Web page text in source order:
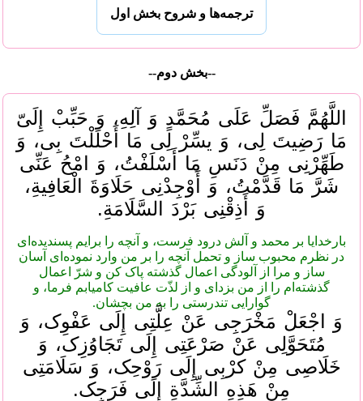
ترجمه‌ها و شروح بخش اول
--بخش دوم--
اللَّهُمَّ فَصَلِّ عَلَی مُحَمَّدٍ وَ آلِهِ، وَ حَبِّبْ إِلَیّ
مَا رَضِیتَ لِی، وَ یسِّرْ لِی مَا أَحْلَلْتَ بِی، وَ
طَهِّرْنِی مِنْ دَنَسِ مَا أَسْلَفْتُ، وَ امْحُ عَنِّی
شَرَّ مَا قَدَّمْتُ، وَ أَوْجِدْنِی حَلَاوَةَ الْعَافِیةِ،
وَ أَذِقْنِی بَرْدَ السَّلَامَةِ.
بارخدایا بر محمد و آلش درود فرست، و آنچه را برایم پسندیده‌ای
در نظرم محبوب ساز و تحمل آنچه را بر من وارد نموده‌ای آسان
ساز و مرا از آلودگی اعمال گذشته پاک کن و شرّ اعمال
گذشته‌ام را از من بزدای و از لذّت عافیت کامیابم فرما، و
گوارایی تندرستی را به من بچشان.
وَ اجْعَلْ مَخْرَجِی عَنْ عِلَّتِی إِلَی عَفْوِک، وَ
مُتَحَوَّلِی عَنْ صَرْعَتِی إِلَی تَجَاوُزِک، وَ
خَلَاصِی مِنْ کرْبِی إِلَی رَوْحِک، وَ سَلَامَتِی
مِنْ هَذِهِ الشِّدَّةِ إِلَی فَرَجِک.